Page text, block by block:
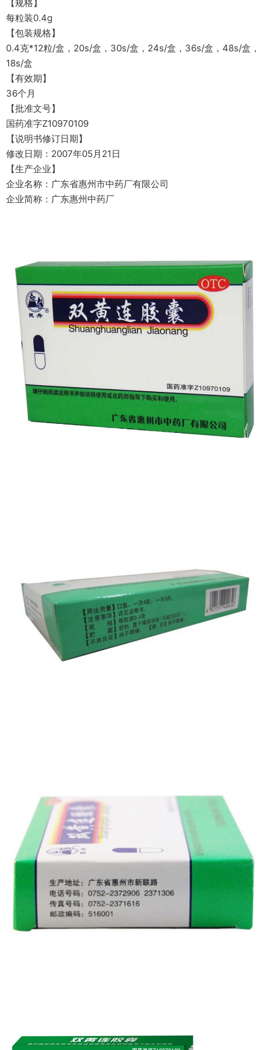
【规格】
每粒装0.4g
【包装规格】
0.4克*12粒/盒，20s/盒，30s/盒，24s/盒，36s/盒，48s/盒，
18s/盒
【有效期】
36个月
【批准文号】
国药准字Z10970109
【说明书修订日期】
修改日期：2007年05月21日
【生产企业】
企业名称：广东省惠州市中药厂有限公司
企业简称：广东惠州中药厂